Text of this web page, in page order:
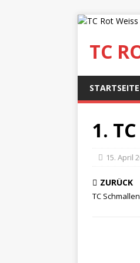
TC
STARTSEITE
1.
15. April
ZURÜCK
TC